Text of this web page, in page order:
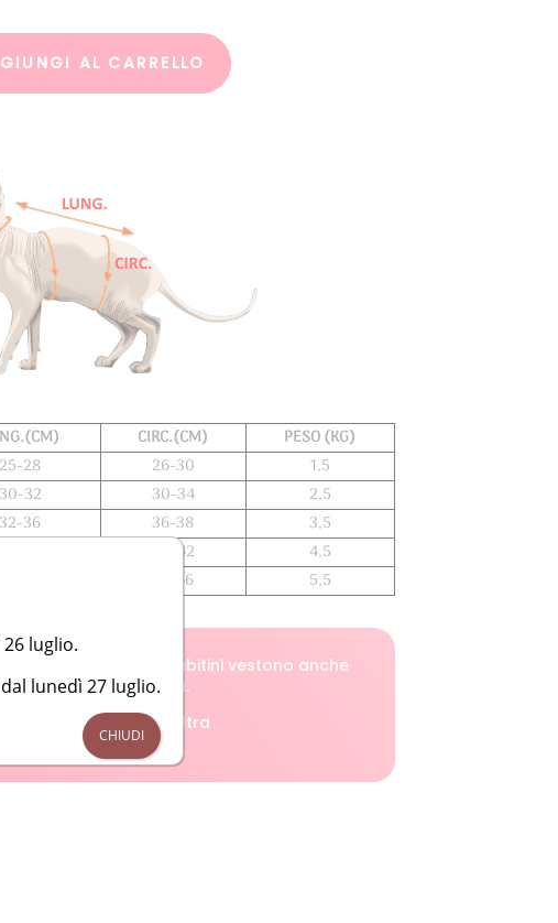
AL CARRELLO
CIRC.(CM)
PESO (KG)
25-28 26-30
1,5
30-32 30-34
2,5
32-36 36-38
3,5
40-42
4,5
44-46 5,5
è indicativo e gli abitini vestono anche
e un pochino di più.
o per qualsiasi altra
luglio.
lunedì 27 luglio.
CHIUDI